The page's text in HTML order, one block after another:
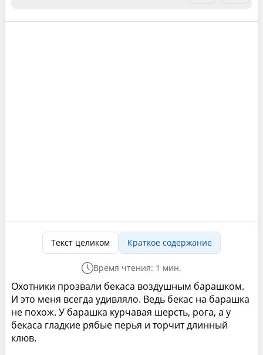
Текст целиком Краткое содержание
Время чтения: 1 мин.
Охотники прозвали бекаса воздушным барашком.
И это меня всегда удивляло. Ведь бекас на барашка
не похож. У барашка курчавая шерсть, рога, а у
бекаса гладкие рябые перья и торчит длинный
клюв.